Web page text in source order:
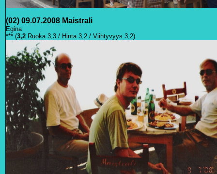
(02) 09.07.2008 Maistrali
Egina
*** (3,2 Ruoka 3,3 / Hinta 3,2 / Viihtyvyys 3,2)